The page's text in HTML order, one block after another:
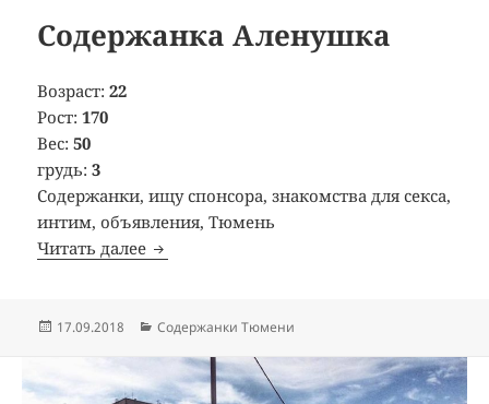
Содержанка Аленушка
Возраст:22
Рост:170
Вес:50
грудь:3
Содержанки, ищу спонсора, знакомства для секса,
интим, объявления, Тюмень
Читать далее Содержанка Аленушка
Опубликовано
17.09.2018 Рубрики
Содержанки Тюмени